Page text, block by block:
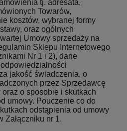
tj. adresata,
Towarów,
kosztów, wybranej formy
oraz ogólnych
Umowy sprzedaży na
Sklepu Internetowego
Nr 1 i 2), dane
jakość świadczenia, o
przez Sprzedawcę
oraz o sposobie i skutkach
umowy. Pouczenie co do
odstąpienia od umowy
Załączniku nr 1.